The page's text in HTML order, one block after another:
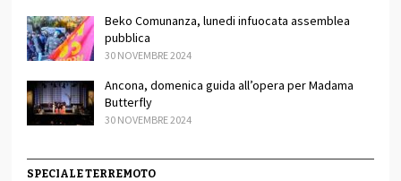
Beko Comunanza, lunedi infuocata assemblea
pubblica
30 NOVEMBRE 2024
Ancona, domenica guida all’opera per Madama
Butterfly
30 NOVEMBRE 2024
SPECIALE TERREMOTO